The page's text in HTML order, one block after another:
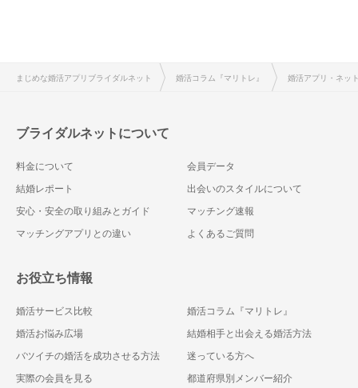
まじめな婚活アプリブライダルネット 婚活コラム『マリトレ』 婚活アプリ・ネッ
ブライダルネットについて
料金について
会員データ
結婚レポート
出会いのスタイルについて
安心・安全の取り組みとガイド
マッチング速報
マッチングアプリとの違い
よくあるご質問
お役立ち情報
婚活サービス比較
婚活コラム『マリトレ』
婚活お悩み広場
結婚相手と出会える婚活方法
バツイチの婚活を成功させる方法
迷っている方へ
実際の会員を見る
都道府県別メンバー紹介